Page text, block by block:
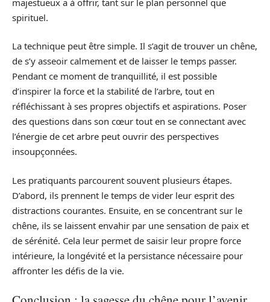
spirituel.
La technique peut être simple. Il s’agit de trouver un chêne,
de s’y asseoir calmement et de laisser le temps passer.
Pendant ce moment de tranquillité, il est possible
d’inspirer la force et la stabilité de l’arbre, tout en
réfléchissant à ses propres objectifs et aspirations. Poser
des questions dans son cœur tout en se connectant avec
l’énergie de cet arbre peut ouvrir des perspectives
insoupçonnées.
Les pratiquants parcourent souvent plusieurs étapes.
D’abord, ils prennent le temps de vider leur esprit des
distractions courantes. Ensuite, en se concentrant sur le
chêne, ils se laissent envahir par une sensation de paix et
de sérénité. Cela leur permet de saisir leur propre force
intérieure, la longévité et la persistance nécessaire pour
affronter les défis de la vie.